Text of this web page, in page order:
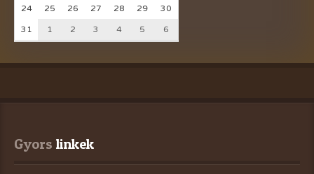
24 25 26 27 28 29 30
31 1 2 3 4 5 6
Gyors linkek